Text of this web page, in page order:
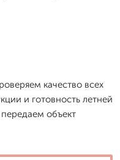
качество всех
и готовность летней
передаем объект